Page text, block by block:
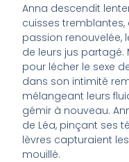
Anna descendit
cuisses tremblantes,
passion renouvelée,
de leurs jus partagé.
pour lécher le sexe
dans son intimité
mélangeant leurs
gémir à nouveau.
de Léa, pinçant ses
lèvres capturaient
mouillé.